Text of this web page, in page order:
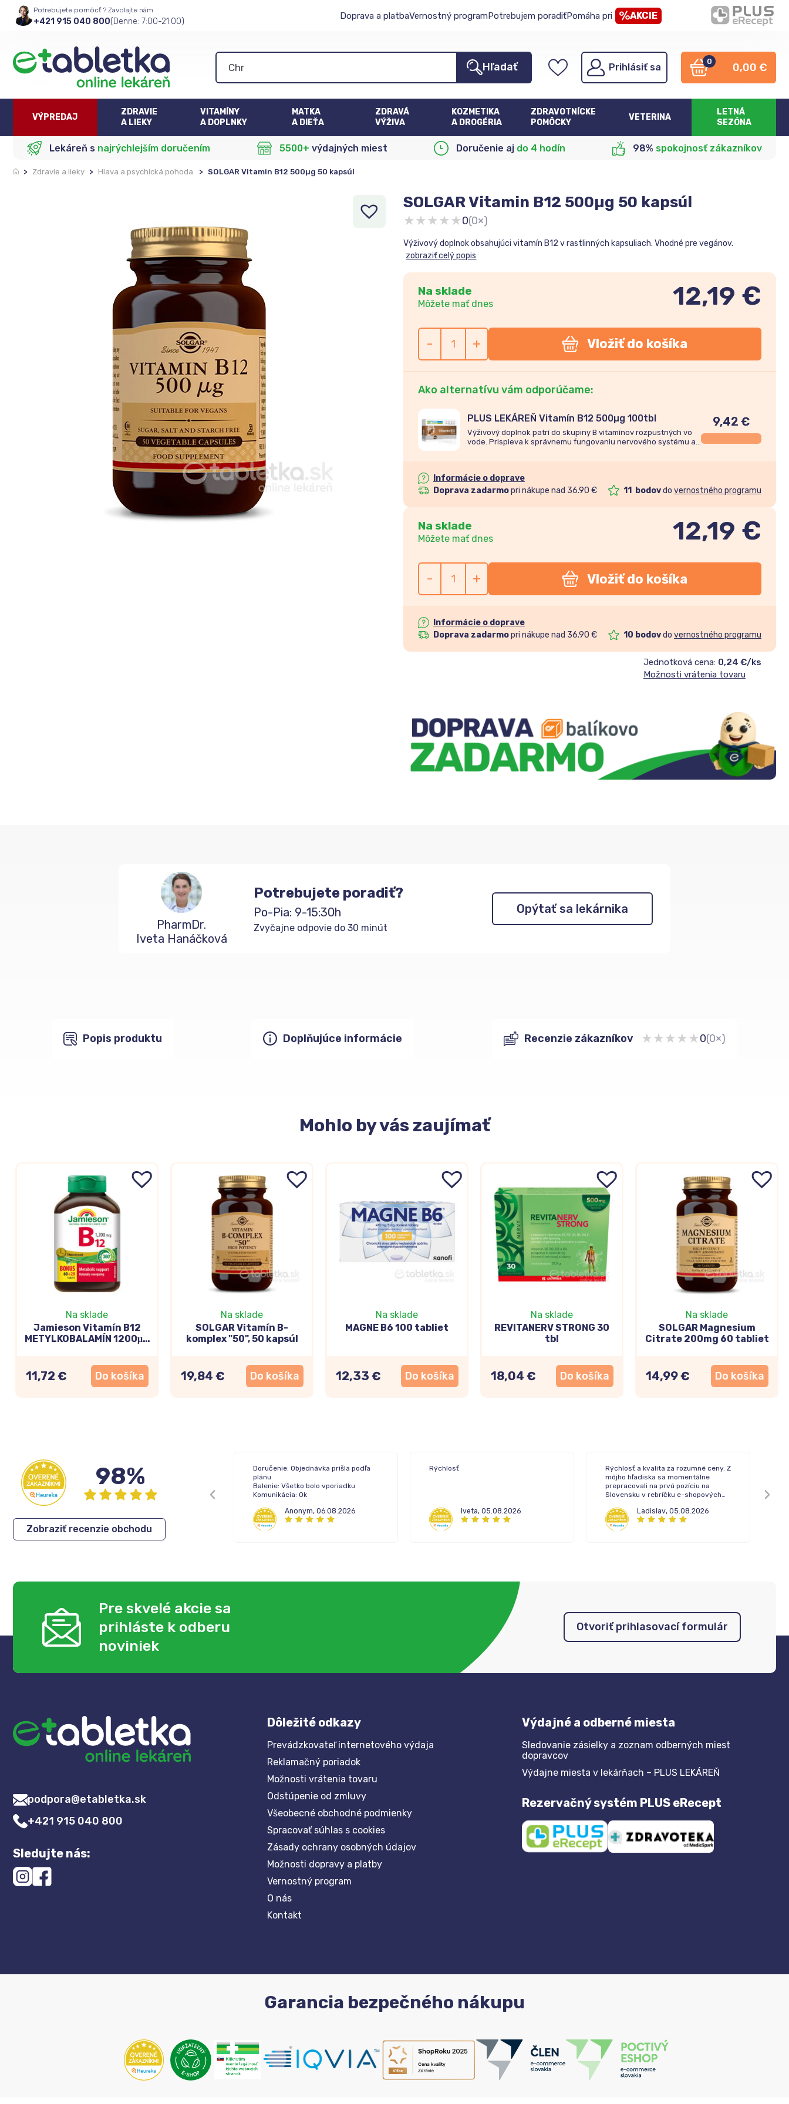
Potrebujete pomôcť ? Zavolajte nám
+421 915 040 800(Denne: 7:00-21:00)
Doprava a platbaVernostný programPotrebujem poradiťPomáha pri AKCIE
Hľadať Prihlásiť sa
0 0,00 €
VÝPREDAJ
ZDRAVIE
A LIEKY
VITAMÍNY
A DOPLNKY
MATKA
A DIEŤA
ZDRAVÁ
VÝŽIVA
KOZMETIKA
A DROGÉRIA
ZDRAVOTNÍCKE
POMÔCKY
VETERINA
LETNÁ
SEZÓNA
Lekáreň s najrýchlejším doručením 5500+ výdajných miest Doručenie aj do 4 hodín 98% spokojnosť zákazníkov
> Zdravie a lieky > Hlava a psychická pohoda > SOLGAR Vitamin B12 500µg 50 kapsúl
SOLGAR Vitamin B12 500µg 50 kapsúl
★★★★★0(0×)
Výživový doplnok obsahujúci vitamín B12 v rastlinných kapsuliach. Vhodné pre vegánov.
zobraziť celý popis
Na sklade
Môžete mať dnes 12,19 €
- + Vložiť do košíka
Ako alternatívu vám odporúčame:
PLUS LEKÁREŇ Vitamín B12 500µg 100tbl
Výživový doplnok patrí do skupiny B vitamínov rozpustných vo
vode. Prispieva k správnemu fungovaniu nervového systému a
9,42 €
Informácie o doprave
Doprava zadarmopri nákupe nad 36.90 € 11 bodovdo vernostného programu
Na sklade
Môžete mať dnes 12,19 €
- + Vložiť do košíka
Informácie o doprave
Doprava zadarmopri nákupe nad 36.90 € 10 bodovdo vernostného programu
Jednotková cena: 0,24 €/ks
Možnosti vrátenia tovaru
PharmDr.
Iveta Hanáčková
Potrebujete poradiť?
Po-Pia: 9-15:30h
Zvyčajne odpovie do 30 minút
Opýtať sa lekárnika
Popis produktu Doplňujúce informácie Recenzie zákazníkov ★★★★★0(0×)
Mohlo by vás zaujímať
Na sklade
Jamieson Vitamín B12
METYLKOBALAMÍN 1200μg
11,72 € Do košíka
Na sklade
SOLGAR Vitamín B-
komplex "50", 50 kapsúl
19,84 € Do košíka
Na sklade
MAGNE B6 100 tabliet
12,33 € Do košíka
Na sklade
REVITANERV STRONG 30
tbl
18,04 € Do košíka
Na sklade
SOLGAR Magnesium
Citrate 200mg 60 tabliet
14,99 € Do košíka
98%
Zobraziť recenzie obchodu
Žiadne !
Doručenie: Objednávka prišla podľa
plánu
Balenie: Všetko bolo vporiadku
Komunikácia: Ok
Anonym, 06.08.2026
Rýchlosť
Iveta, 05.08.2026
Rýchlosť a kvalita za rozumné ceny. Z
môjho hľadiska sa momentálne
prepracovali na prvú pozíciu na
Slovensku v rebríčku e-shopových
Ladislav, 05.08.2026
Pre skvelé akcie sa
prihláste k odberu
noviniek
Otvoriť prihlasovací formulár
podpora@etabletka.sk
+421 915 040 800
Sledujte nás:
Dôležité odkazy
Prevádzkovateľ internetového výdaja
Reklamačný poriadok
Možnosti vrátenia tovaru
Odstúpenie od zmluvy
Všeobecné obchodné podmienky
Spracovať súhlas s cookies
Zásady ochrany osobných údajov
Možnosti dopravy a platby
Vernostný program
O nás
Kontakt
Výdajné a odberné miesta
Sledovanie zásielky a zoznam odberných miest
dopravcov
Výdajne miesta v lekárňach – PLUS LEKÁREŇ
Rezervačný systém PLUS eRecept
Garancia bezpečného nákupu